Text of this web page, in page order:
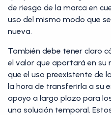
de riesgo de la marca en
uso del mismo modo que
nueva.
También debe tener claro
el valor que aportará en su
que el uso preexistente de
la hora de transferirla a su
apoyo a largo plazo para
una solución temporal.